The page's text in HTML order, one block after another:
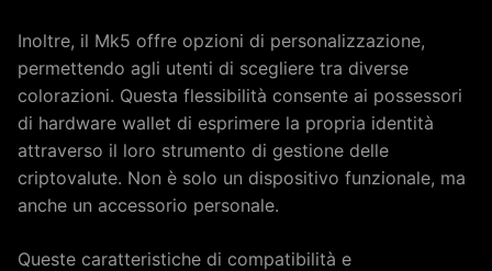
Inoltre, il Mk5 offre opzioni di personalizzazione,
permettendo agli utenti di scegliere tra diverse
colorazioni. Questa flessibilità consente ai possessori
di hardware wallet di esprimere la propria identità
attraverso il loro strumento di gestione delle
criptovalute. Non è solo un dispositivo funzionale, ma
anche un accessorio personale.
Queste caratteristiche di compatibilità e